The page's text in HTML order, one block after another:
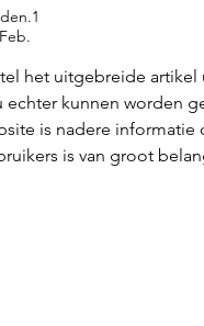
het uitgebreide
echter kunnen worden
is nadere informatie
is van groot